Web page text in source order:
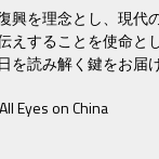
興を理念とし、現代
えすることを使命と
を読み解く鍵をお届
Eyes on China